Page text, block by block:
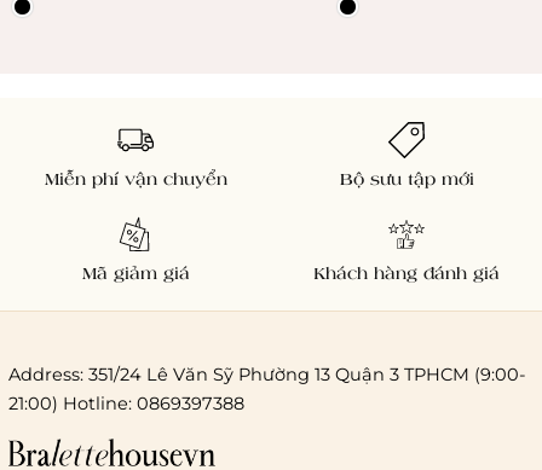
Chi phí giao hàng
Miễn phí vận chuyển Bộ sưu tập mới
Mã giảm giá Khách hàng đánh giá
Address: 351/24 Lê Văn Sỹ Phường 13 Quận 3 TPHCM (9:00-
21:00) Hotline: 0869397388